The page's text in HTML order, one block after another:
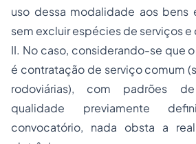
uso dessa modalidade aos bens
sem excluir espécies de serviços
II. No caso, considerando-se que
é contratação de serviço comum
rodoviárias), com padrões
qualidade previamente
convocatório, nada obsta a